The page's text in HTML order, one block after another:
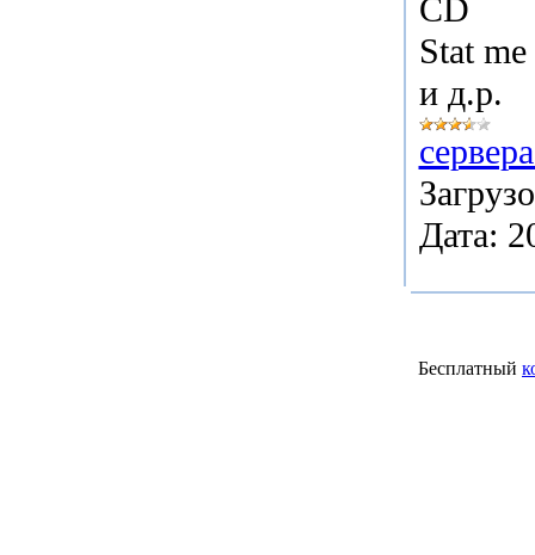
CD
Stat me
и д.р.
Дата:
Бесплатный